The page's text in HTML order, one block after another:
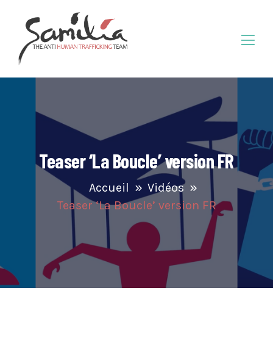
Teaser ‘La Boucle’ version FR
Accueil
Vidéos
Teaser ‘La Boucle’ version FR